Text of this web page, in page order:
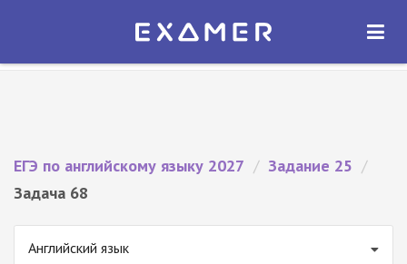
Экзамер — ЕГЭ 2027
ОТКРЫТЬ
ЕГЭ по английскому языку 2027 / Задание 25 /
Задача 68
Английский язык